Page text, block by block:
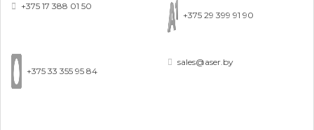
+375 17 388 01 50
+375 29 399 91 90
+375 33 355 95 84
sales@aser.by